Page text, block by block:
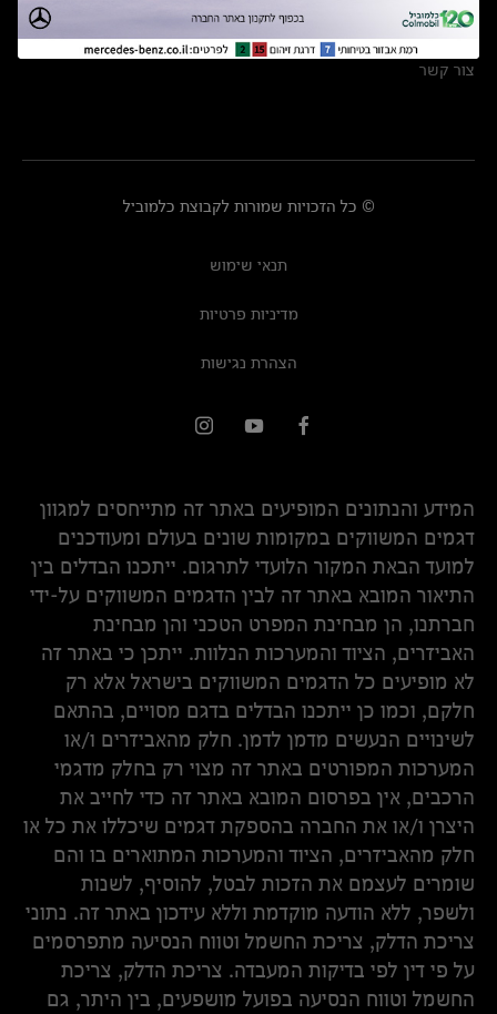
מרכזי שירות
צור קשר
© כל הזכויות שמורות לקבוצת כלמוביל
תנאי שימוש
מדיניות פרטיות
הצהרת נגישות
המידע והנתונים המופיעים באתר זה מתייחסים למגוון
דגמים המשווקים במקומות שונים בעולם ומעודכנים
למועד הבאת המקור הלועדי לתרגום. ייתכנו הבדלים בין
התיאור המובא באתר זה לבין הדגמים המשווקים על-ידי
חברתנו, הן מבחינת המפרט הטכני והן מבחינת
האביזרים, הציוד והמערכות הנלוות. ייתכן כי באתר זה
לא מופיעים כל הדגמים המשווקים בישראל אלא רק
חלקם, וכמו כן ייתכנו הבדלים בדגם מסויים, בהתאם
לשינויים הנעשים מדמן לדמן. חלק מהאביזרים ו/או
המערכות המפורטים באתר זה מצוי רק בחלק מדגמי
הרכבים, אין בפרסום המובא באתר זה כדי לחייב את
היצרן ו/או את החברה בהספקת דגמים שיכללו את כל או
חלק מהאביזרים, הציוד והמערכות המתוארים בו והם
שומרים לעצמם את הזכות לבטל, להוסיף, לשנות
ולשפר, ללא הודעה מוקדמת וללא עידכון באתר זה. נתוני
צריכת הדלק, צריכת החשמל וטווח הנסיעה מתפרסמים
על פי דין לפי בדיקות המעבדה. צריכת הדלק, צריכת
החשמל וטווח הנסיעה בפועל מושפעים, בין היתר, גם